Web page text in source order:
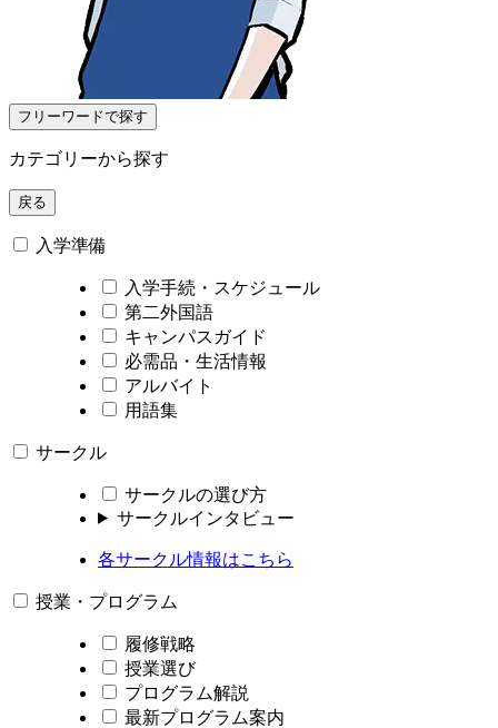
フリーワードで探す
カテゴリーから探す
戻る
入学準備
入学手続・スケジュール
第二外国語
キャンパスガイド
必需品・生活情報
アルバイト
用語集
サークル
サークルの選び方
サークルインタビュー
各サークル情報はこちら
授業・プログラム
履修戦略
授業選び
プログラム解説
最新プログラム案内